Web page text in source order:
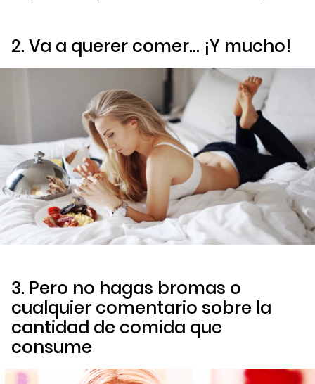
2. Va a querer comer… ¡Y mucho!
3. Pero no hagas bromas o
cualquier comentario sobre la
cantidad de comida que
consume